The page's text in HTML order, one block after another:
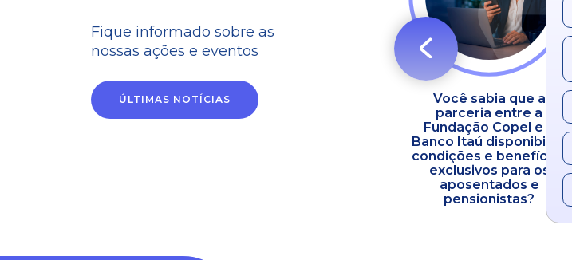
Fique informado sobre as
nossas ações e eventos
ÚLTIMAS NOTÍCIAS
Alteração de conta
bancária passa a ser
Horário de
atendimento na
Você sabia que a
parceria entre a
Fundação Copel e o
Banco Itaú disponibiliza
condições e benefícios
exclusivos para os
aposentados e
pensionistas?